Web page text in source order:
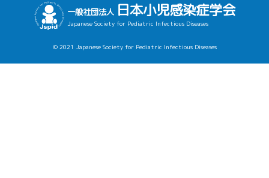
一般社団法人 日本小児感染症学会
Japanese Society for Pediatric Infectious Diseases
© 2021 Japanese Society for Pediatric Infectious Diseases